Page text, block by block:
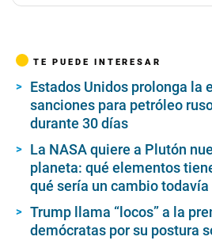
TE PUEDE INTERESAR
Estados Unidos prolonga la
sanciones para petróleo
durante 30 días
La NASA quiere a Plutón
planeta: qué elementos
qué sería un cambio
Trump llama “locos” a la
demócratas por su postura